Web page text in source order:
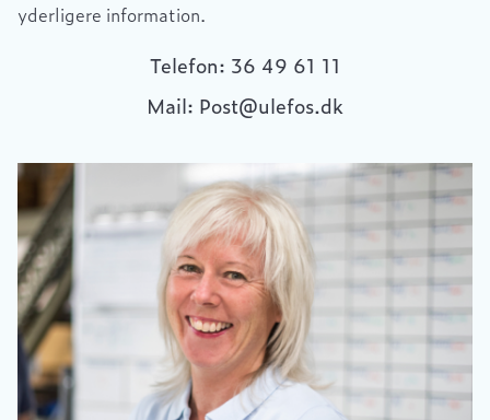
yderligere information.
Telefon: 36 49 61 11
Mail: Post@ulefos.dk